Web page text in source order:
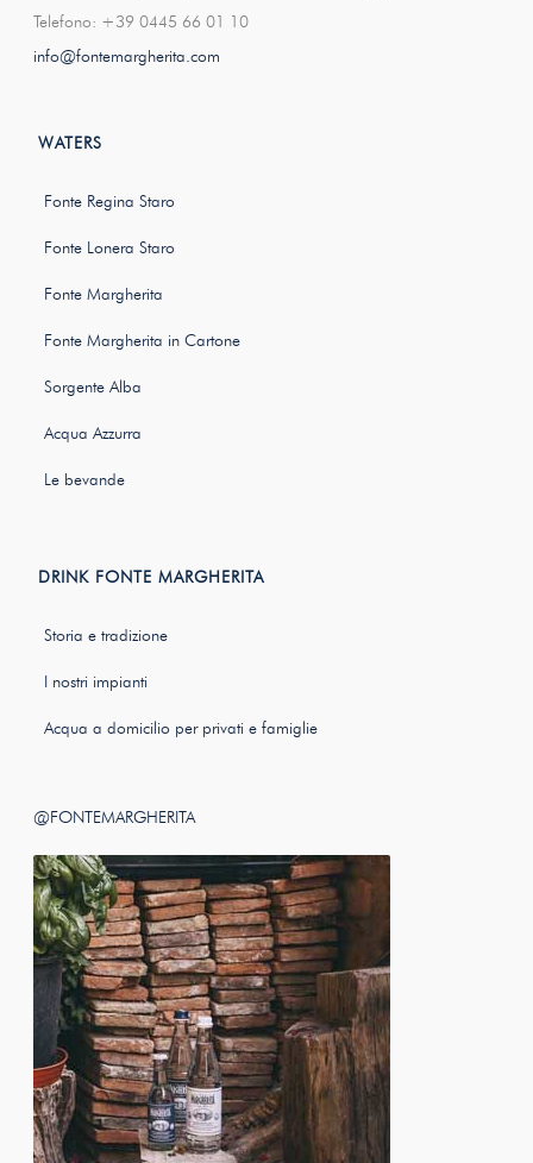
Telefono: +39 0445 66 01 10
info@fontemargherita.com
WATERS
Fonte Regina Staro
Fonte Lonera Staro
Fonte Margherita
Fonte Margherita in Cartone
Sorgente Alba
Acqua Azzurra
Le bevande
DRINK FONTE MARGHERITA
Storia e tradizione
I nostri impianti
Acqua a domicilio per privati e famiglie
@FONTEMARGHERITA